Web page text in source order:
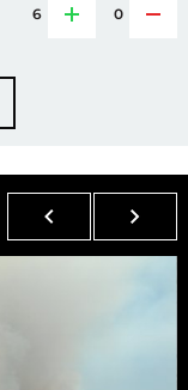
6 0